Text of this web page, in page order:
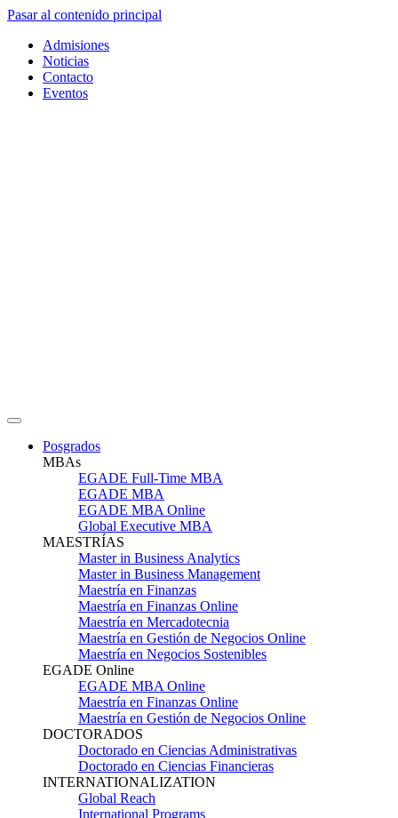
Pasar al contenido principal
Admisiones
Noticias
Contacto
Eventos
Posgrados
MBAs
EGADE Full-Time MBA
EGADE MBA
EGADE MBA Online
Global Executive MBA
MAESTRÍAS
Master in Business Analytics
Master in Business Management
Maestría en Finanzas
Maestría en Finanzas Online
Maestría en Mercadotecnia
Maestría en Gestión de Negocios Online
Maestría en Negocios Sostenibles
EGADE Online
EGADE MBA Online
Maestría en Finanzas Online
Maestría en Gestión de Negocios Online
DOCTORADOS
Doctorado en Ciencias Administrativas
Doctorado en Ciencias Financieras
INTERNATIONALIZATION
Global Reach
International Programs